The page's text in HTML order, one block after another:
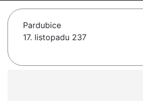
Pardubice
17. listopadu 237